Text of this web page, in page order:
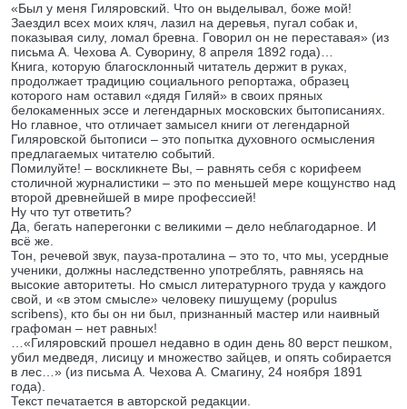
«Был у меня Гиляровский. Что он выделывал, боже мой!
Заездил всех моих кляч, лазил на деревья, пугал собак и,
показывая силу, ломал бревна. Говорил он не переставая» (из
письма А. Чехова А. Суворину, 8 апреля 1892 года)…
Книга, которую благосклонный читатель держит в руках,
продолжает традицию социального репортажа, образец
которого нам оставил «дядя Гиляй» в своих пряных
белокаменных эссе и легендарных московских бытописаниях.
Но главное, что отличает замысел книги от легендарной
Гиляровской бытописи – это попытка духовного осмысления
предлагаемых читателю событий.
Помилуйте! – воскликнете Вы, – равнять себя с корифеем
столичной журналистики – это по меньшей мере кощунство над
второй древнейшей в мире профессией!
Ну что тут ответить?
Да, бегать наперегонки с великими – дело неблагодарное. И
всё же.
Тон, речевой звук, пауза-проталина – это то, что мы, усердные
ученики, должны наследственно употреблять, равняясь на
высокие авторитеты. Но смысл литературного труда у каждого
свой, и «в этом смысле» человеку пишущему (populus
scribens), кто бы он ни был, признанный мастер или наивный
графоман – нет равных!
…«Гиляровский прошел недавно в один день 80 верст пешком,
убил медведя, лисицу и множество зайцев, и опять собирается
в лес…» (из письма А. Чехова А. Смагину, 24 ноября 1891
года).
Текст печатается в авторской редакции.